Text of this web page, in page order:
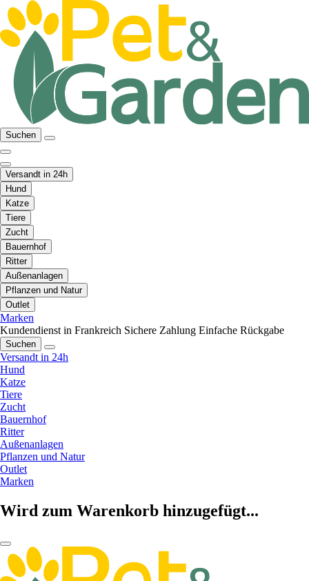
Suchen
Versandt in 24h
Hund
Katze
Tiere
Zucht
Bauernhof
Ritter
Außenanlagen
Pflanzen und Natur
Outlet
Marken
Kundendienst in Frankreich Sichere Zahlung Einfache Rückgabe
Suchen
Versandt in 24h
Hund
Katze
Tiere
Zucht
Bauernhof
Ritter
Außenanlagen
Pflanzen und Natur
Outlet
Marken
Wird zum Warenkorb hinzugefügt...